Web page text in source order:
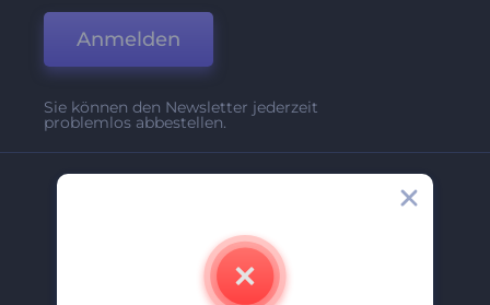
Anmelden
Sie können den Newsletter jederzeit
problemlos abbestellen.